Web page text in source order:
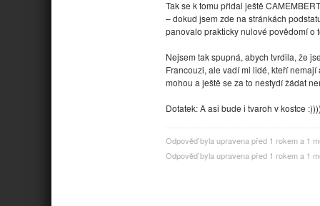
Tak se k tomu přidal ještě
– dokud jsem zde na stránkách
panovalo prakticky nulové povědomí
Nejsem tak spupná, abych tvrdila, že
Francouzi, ale vadí mi lidé, kteří
mohou a ještě se za to nestydí žádat
Dotatek: A asi bude i tvaroh v kostce
Odpověď byla upravena před 1 rokem a 1
Odpověď byla upravena před 1 rokem a 1